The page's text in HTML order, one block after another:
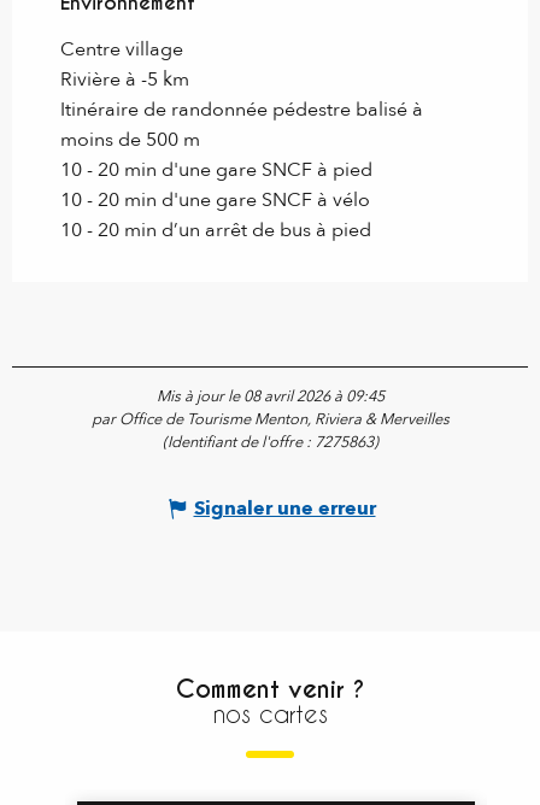
Centre village
Rivière à -5 km
Itinéraire de randonnée pédestre balisé à
moins de 500 m
10 - 20 min d'une gare SNCF à pied
10 - 20 min d'une gare SNCF à vélo
10 - 20 min d’un arrêt de bus à pied
Mis à jour le 08 avril 2026 à 09:45
par Office de Tourisme Menton, Riviera & Merveilles
(Identifiant de l'offre : 7275863)
Signaler une erreur
Comment venir ?
nos cartes